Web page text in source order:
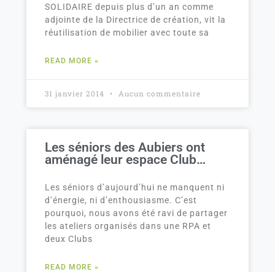
SOLIDAIRE depuis plus d’un an comme
adjointe de la Directrice de création, vit la
réutilisation de mobilier avec toute sa
READ MORE »
31 janvier 2014 Aucun commentaire
Les séniors des Aubiers ont
aménagé leur espace Club…
Les séniors d’aujourd’hui ne manquent ni
d’énergie, ni d’enthousiasme. C’est
pourquoi, nous avons été ravi de partager
les ateliers organisés dans une RPA et
deux Clubs
READ MORE »